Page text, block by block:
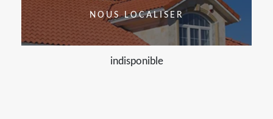
NOUS LOCALISER
indisponible